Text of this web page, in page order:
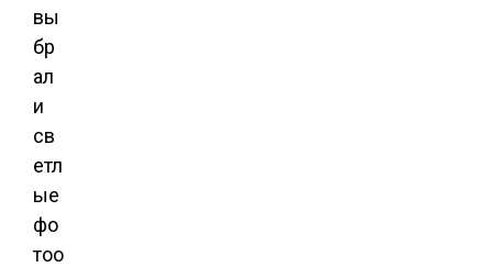
вы
бр
ал
и
св
етл
ые
фо
тоо